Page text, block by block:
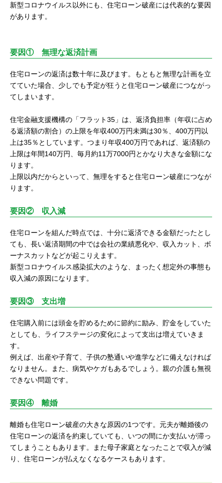
新型コロナウイルス以外にも、住宅ローン破産には代表的な要因
があります。
要因① 無理な返済計画
住宅ローンの返済は数十年に及びます。もともと無理な計画を立
てていた場合、少しでも予定が狂うと住宅ローン破産につながっ
てしまいます。
住宅金融支援機構の「フラット35」は、返済負担率（年収に占め
る返済額の割合）の上限を年収400万円未満は30％、400万円以
上は35％としています。つまり年収400万円であれば、返済額の
上限は年間140万円、毎月約11万7000円とかなり大きな金額にな
ります。
上限以内だからといって、無理をすると住宅ローン破産につなが
ります。
要因② 収入減
住宅ローンを組んだ時点では、十分に返済できる金額だったとし
ても、長い返済期間の中では会社の業績悪化や、収入カット、ボ
ーナスカットなどが起こりえます。
新型コロナウイルス感染拡大のような、まったく想定外の事態も
収入減の原因になります。
要因③ 支出増
住宅購入前には頭金を貯めるために節約に励み、貯金をしていた
としても、ライフステージの変化によって支出は増えていきま
す。
例えば、出産や子育て、子供の塾通いや進学などに備えなければ
なりません。また、病気やケガもあるでしょう。親の介護も無視
できない問題です。
要因④ 離婚
離婚も住宅ローン破産の大きな原因の1つです。元夫が離婚後の
住宅ローンの返済を約束していても、いつの間にか支払いが滞っ
てしまうこともあります。また母子家庭となったことで収入が減
り、住宅ローンが払えなくなるケースもあります。